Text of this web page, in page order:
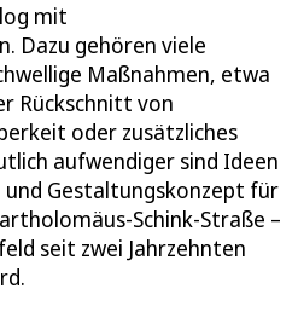
mit
Dazu gehören viele
Maßnahmen, etwa
Rückschnitt von
oder zusätzliches
aufwendiger sind Ideen
und Gestaltungskonzept für
Schink-Straße –
seit zwei Jahrzehnten